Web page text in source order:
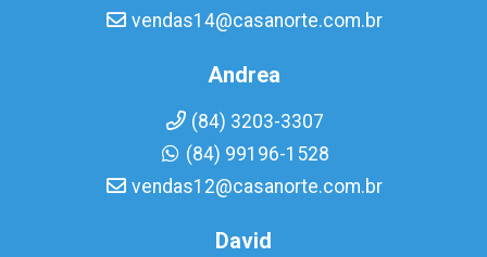
vendas14@casanorte.com.br
Andrea
(84) 3203-3307
(84) 99196-1528
vendas12@casanorte.com.br
David